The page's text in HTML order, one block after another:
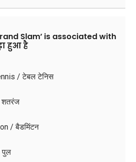
Slam’ is associated with
हुआ है
/ टेबल टेनिस
शतरंज
/ बैडमिंटन
पुल